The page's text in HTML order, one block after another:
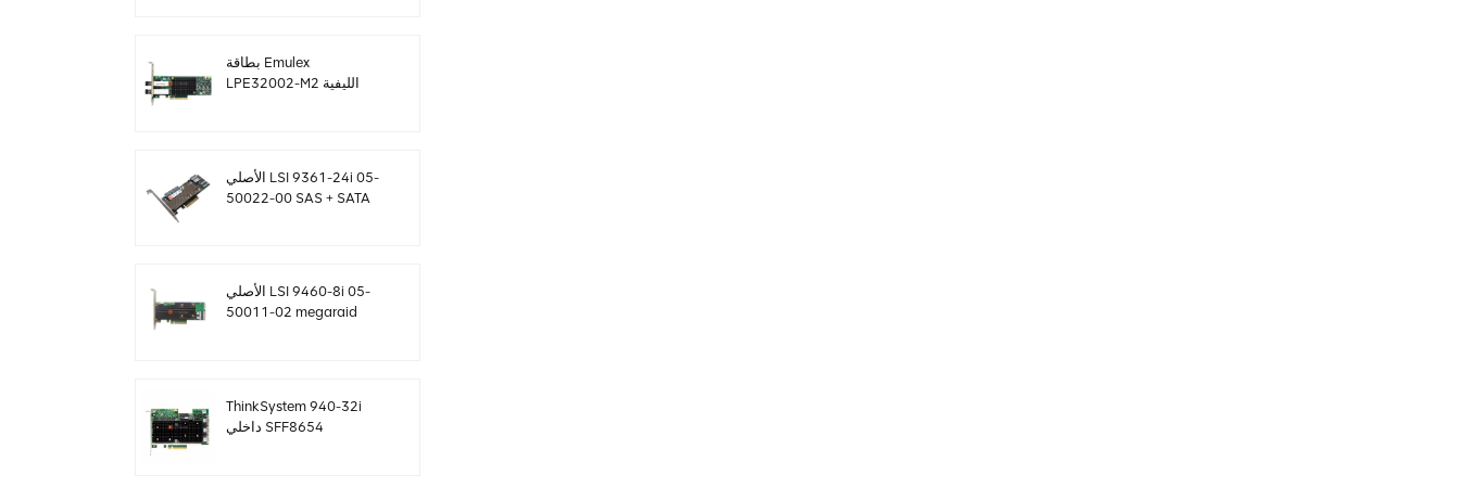
بطاقة Emulex
LPE32002-M2 الليفية
الأصلي LSI 9361-24i 05-
50022-00 SAS + SATA
الأصلي LSI 9460-8i 05-
50011-02 megaraid
ThinkSystem 940-32i
داخلي SFF8654